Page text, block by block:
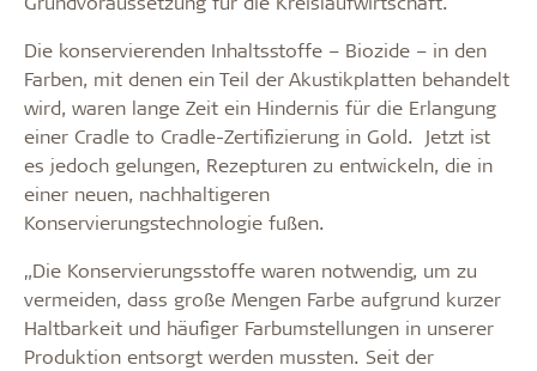
Die konservierenden Inhaltsstoffe – Biozide – in den
Farben, mit denen ein Teil der Akustikplatten behandelt
wird, waren lange Zeit ein Hindernis für die Erlangung
einer Cradle to Cradle-Zertifizierung in Gold. Jetzt ist
es jedoch gelungen, Rezepturen zu entwickeln, die in
einer neuen, nachhaltigeren
Konservierungstechnologie fußen.
„Die Konservierungsstoffe waren notwendig, um zu
vermeiden, dass große Mengen Farbe aufgrund kurzer
Haltbarkeit und häufiger Farbumstellungen in unserer
Produktion entsorgt werden mussten. Seit der